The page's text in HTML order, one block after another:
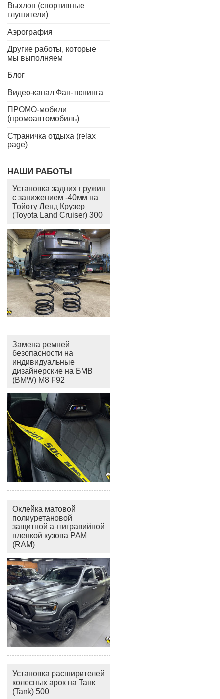
Выхлоп (спортивные
глушители)
Аэрография
Другие работы, которые
мы выполняем
Блог
Видео-канал Фан-тюнинга
ПРОМО-мобили
(промоавтомобиль)
Страничка отдыха (relax
page)
НАШИ РАБОТЫ
Установка задних пружин
с занижением -40мм на
Тойоту Ленд Крузер
(Toyota Land Cruiser) 300
Замена ремней
безопасности на
индивидуальные
дизайнерские на БМВ
(BMW) M8 F92
Оклейка матовой
полиуретановой
защитной антигравийной
пленкой кузова РАМ
(RAM)
Установка расширителей
колесных арок на Танк
(Tank) 500